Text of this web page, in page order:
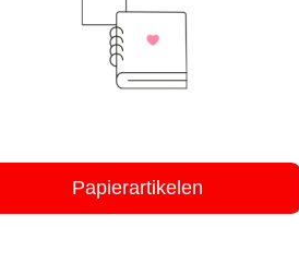
Papierartikelen